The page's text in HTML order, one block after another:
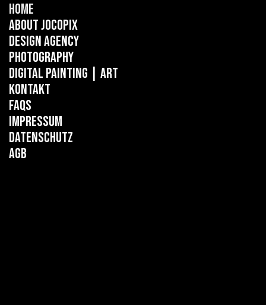
Home
About Jocopix
Design Agency
Photography
Digital Painting | ART
Kontakt
FAQs
Impressum
Datenschutz
AGB